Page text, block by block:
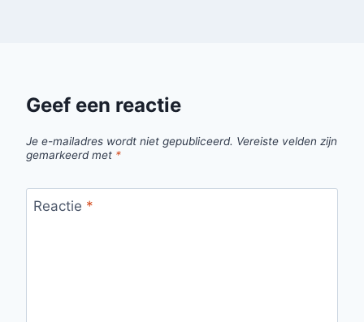
Geef een reactie
Je e-mailadres wordt niet gepubliceerd. Vereiste velden zijn
gemarkeerd met *
Reactie *